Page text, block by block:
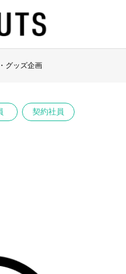
グッズ企画
契約社員